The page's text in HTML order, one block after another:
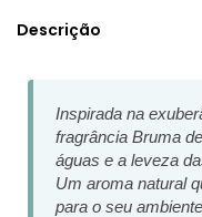
Descrição
Inspirada na
fragrância Bruma
águas e a leveza
Um aroma natural
para o seu